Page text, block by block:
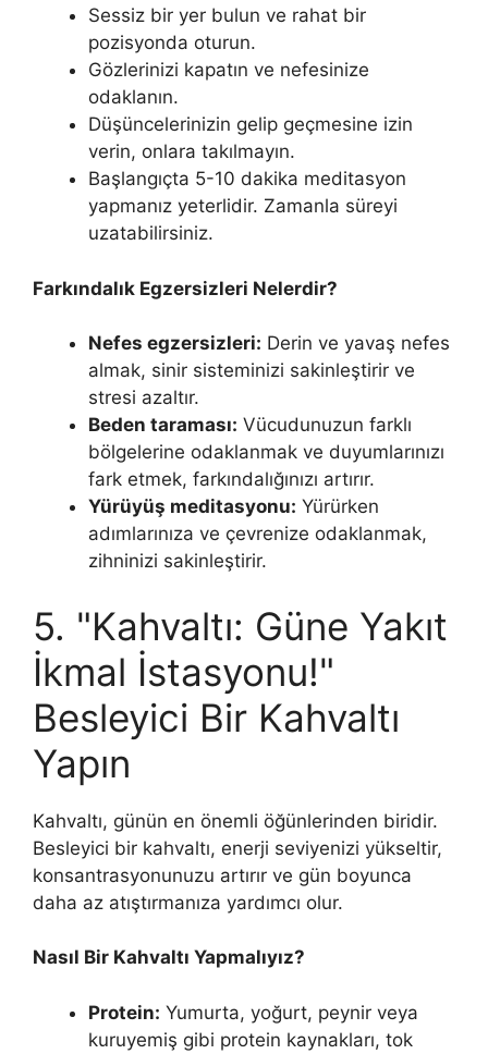
Sessiz bir yer bulun ve rahat bir
pozisyonda oturun.
Gözlerinizi kapatın ve nefesinize
odaklanın.
Düşüncelerinizin gelip geçmesine izin
verin, onlara takılmayın.
Başlangıçta 5-10 dakika meditasyon
yapmanız yeterlidir. Zamanla süreyi
uzatabilirsiniz.
Farkındalık Egzersizleri Nelerdir?
Nefes egzersizleri: Derin ve yavaş nefes
almak, sinir sisteminizi sakinleştirir ve
stresi azaltır.
Beden taraması: Vücudunuzun farklı
bölgelerine odaklanmak ve duyumlarınızı
fark etmek, farkındalığınızı artırır.
Yürüyüş meditasyonu: Yürürken
adımlarınıza ve çevrenize odaklanmak,
zihninizi sakinleştirir.
5. "Kahvaltı: Güne Yakıt
İkmal İstasyonu!"
Besleyici Bir Kahvaltı
Yapın
Kahvaltı, günün en önemli öğünlerinden biridir.
Besleyici bir kahvaltı, enerji seviyenizi yükseltir,
konsantrasyonunuzu artırır ve gün boyunca
daha az atıştırmanıza yardımcı olur.
Nasıl Bir Kahvaltı Yapmalıyız?
Protein: Yumurta, yoğurt, peynir veya
kuruyemiş gibi protein kaynakları, tok